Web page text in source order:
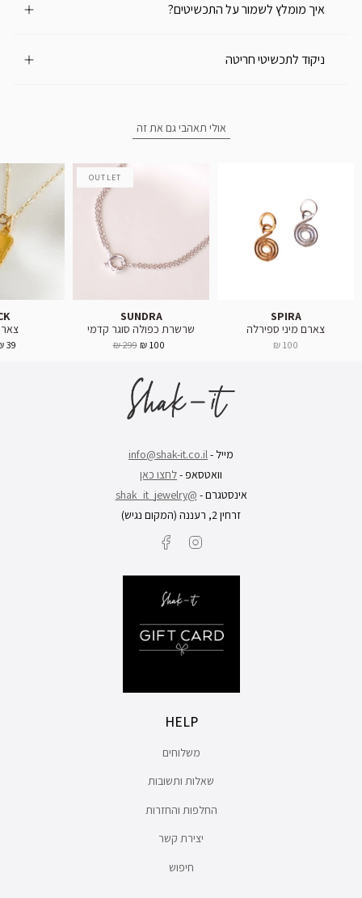
איך מומלץ לשמור על התכשיטים?
ניקוד לתכשיטי חריטה
אולי תאהבי גם את זה
SPIRA
צארם מיני ספירלה
100 ₪
OUTLET
SUNDRA
שרשרת כפולה סוגר קדמי
100 ₪
299 ₪
39 ₪
מייל - info@shak-it.co.il
וואטסאפ -לחצו כאן
אינסטגרם - @shak_it_jewelry
זרחין 2, רעננה (המקום נגיש)
Instagram
HELP
משלוחים
שאלות ותשובות
החלפות והחזרות
יצירת קשר
חיפוש